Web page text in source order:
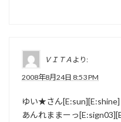
ＶＩＴＡ より:
2008年8月24日 8:53 PM
ゆい★さん[E:sun][E:shine]
あんれままーっ